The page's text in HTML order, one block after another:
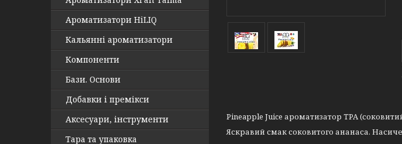
Pineapple Juice ароматизатор TPA
Яскравий смак соковитого ананаса.
Ароматизатори HiLIQ
Кальянні ароматизатори
Компоненти
Бази. Основи
Добавки і премікси
Аксесуари, інструменти
Тара та упаковка